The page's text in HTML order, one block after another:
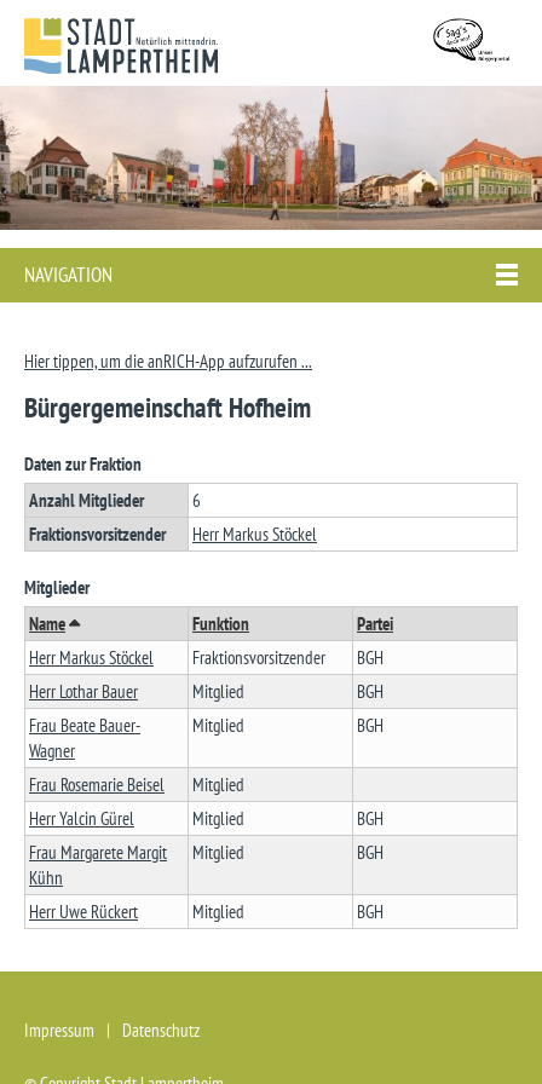
NAVIGATION
Hier tippen, um die anRICH-App aufzurufen ...
Bürgergemeinschaft Hofheim
Daten zur Fraktion
Anzahl Mitglieder
6
Fraktionsvorsitzender
Herr Markus Stöckel
Mitglieder
Name
Funktion
Partei
Herr Markus Stöckel
Fraktionsvorsitzender
BGH
Herr Lothar Bauer
Mitglied
BGH
Frau Beate Bauer-
Wagner
Mitglied BGH
Frau Rosemarie Beisel
Mitglied
Herr Yalcin Gürel
Mitglied
BGH
Frau Margarete Margit
Kühn
Mitglied BGH
Herr Uwe Rückert Mitglied BGH
Startseite(Access key 0)
Zum Inhalt(Access key 2)
Impressum Datenschutz